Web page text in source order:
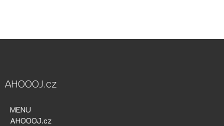
AHOOOJ.cz
MENU
AHOOOJ.cz